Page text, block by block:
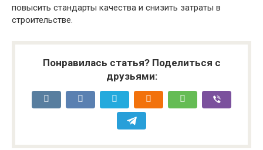
повысить стандарты качества и снизить затраты в
строительстве.
Понравилась статья? Поделиться с
друзьями: